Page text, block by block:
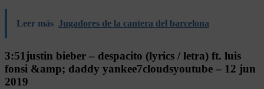
Leer más Jugadores de la cantera del barcelona
3:51justin bieber – despacito (lyrics / letra) ft. luis
fonsi &amp; daddy yankee7cloudsyoutube – 12 jun
2019